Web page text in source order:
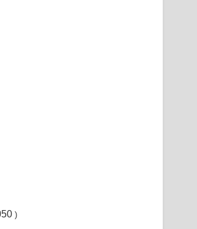
)